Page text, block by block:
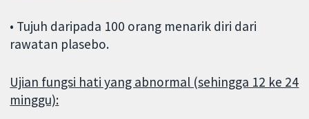
• Tujuh daripada 100 orang menarik diri dari
rawatan plasebo.
Ujian fungsi hati yang abnormal (sehingga 12 ke 24
minggu):